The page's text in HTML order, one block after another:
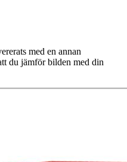
med en annan
du jämför bilden med din